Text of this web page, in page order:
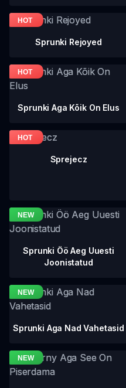
Sprunki Rejoyed
Sprunki Aga Kõik On Elus
Sprejecz
Sprunki Öö Aeg Uuesti
Joonistatud
Sprunki Aga Nad Vahetasid